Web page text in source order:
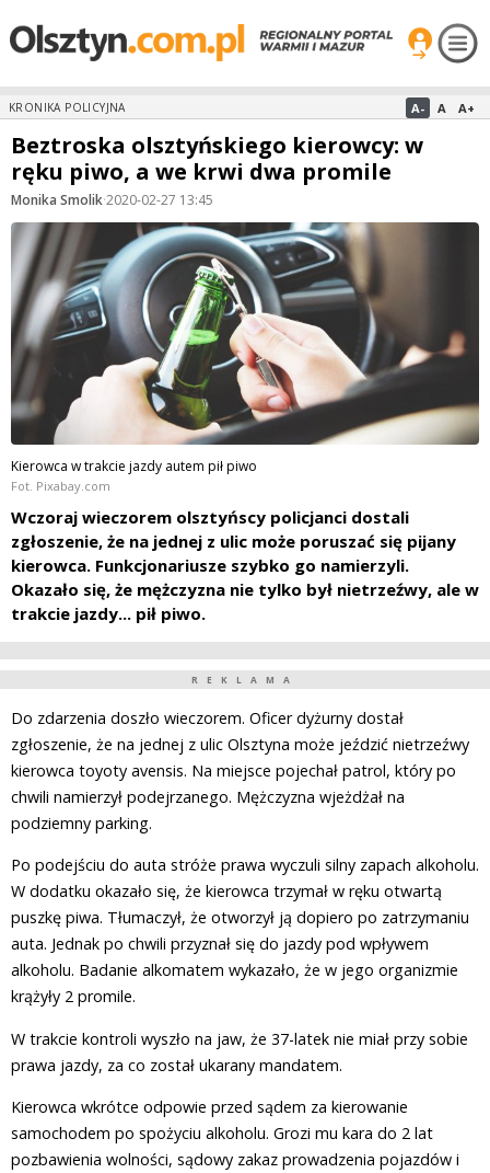
KRONIKA POLICYJNA A- A A+
Beztroska olsztyńskiego kierowcy: w
ręku piwo, a we krwi dwa promile
Monika Smolik·2020-02-27 13:45
Kierowca w trakcie jazdy autem pił piwo
Fot. Pixabay.com
Wczoraj wieczorem olsztyńscy policjanci dostali
zgłoszenie, że na jednej z ulic może poruszać się pijany
kierowca. Funkcjonariusze szybko go namierzyli.
Okazało się, że mężczyzna nie tylko był nietrzeźwy, ale w
trakcie jazdy... pił piwo.
REKLAMA
Do zdarzenia doszło wieczorem. Oficer dyżurny dostał
zgłoszenie, że na jednej z ulic Olsztyna może jeździć nietrzeźwy
kierowca toyoty avensis. Na miejsce pojechał patrol, który po
chwili namierzył podejrzanego. Mężczyzna wjeżdżał na
podziemny parking.
Po podejściu do auta stróże prawa wyczuli silny zapach alkoholu.
W dodatku okazało się, że kierowca trzymał w ręku otwartą
puszkę piwa. Tłumaczył, że otworzył ją dopiero po zatrzymaniu
auta. Jednak po chwili przyznał się do jazdy pod wpływem
alkoholu. Badanie alkomatem wykazało, że w jego organizmie
krążyły 2 promile.
W trakcie kontroli wyszło na jaw, że 37-latek nie miał przy sobie
prawa jazdy, za co został ukarany mandatem.
Kierowca wkrótce odpowie przed sądem za kierowanie
samochodem po spożyciu alkoholu. Grozi mu kara do 2 lat
pozbawienia wolności, sądowy zakaz prowadzenia pojazdów i